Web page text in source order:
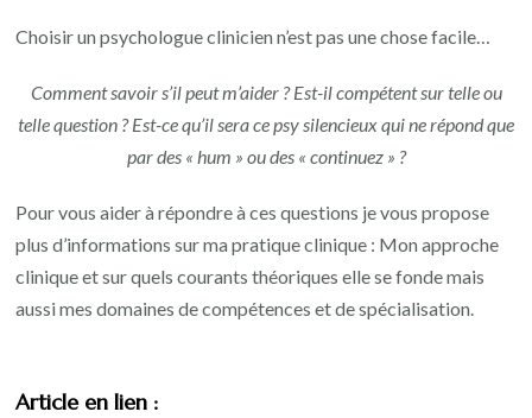
Choisir un psychologue clinicien n’est pas une chose facile…
Comment savoir s’il peut m’aider ? Est-il compétent sur telle ou
telle question ? Est-ce qu’il sera ce psy silencieux qui ne répond que
par des « hum » ou des « continuez » ?
Pour vous aider à répondre à ces questions je vous propose
plus d’informations sur ma pratique clinique : Mon approche
clinique et sur quels courants théoriques elle se fonde mais
aussi mes domaines de compétences et de spécialisation.
Article en lien :